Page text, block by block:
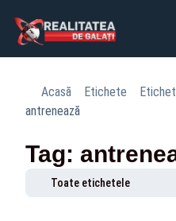
Acasă Etichete
antrenează
Tag:
Toate etichetele